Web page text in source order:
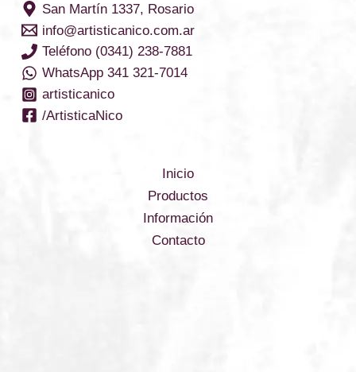
San Martín 1337, Rosario
info@artisticanico.com.ar
Teléfono (0341) 238-7881
WhatsApp 341 321-7014
artisticanico
/ArtisticaNico
Inicio
Productos
Información
Contacto